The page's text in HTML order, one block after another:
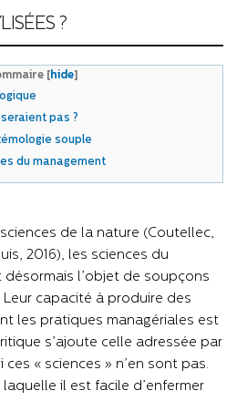
?
hide
seraient pas ?
souple
du management
de la nature (Coutellec,
2016), les sciences du
désormais l’objet de soupçons
Leur capacité à produire des
les pratiques managériales est
s’ajoute celle adressée par
« sciences » n’en sont pas.
il est facile d’enfermer